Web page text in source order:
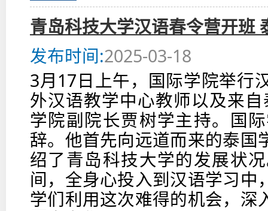
青岛科技大学汉语春令营开班
发布时间:2025-03-18
3月17日上午，国际学院举行
外汉语教学中心教师以及来
学院副院长贾树学主持。国
辞。他首先向远道而来的泰国
绍了青岛科技大学的发展状
间，全身心投入到汉语学习
学们利用这次难得的机会，深